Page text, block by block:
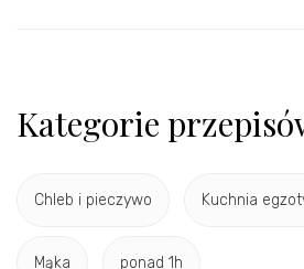
Kategorie
Chleb i pieczywo Kuchnia
Mąka ponad 1h